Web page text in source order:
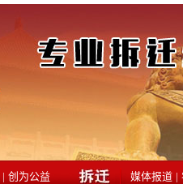
| 创为公益
媒体报道 |